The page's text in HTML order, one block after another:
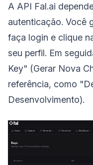
A API Fal.ai
autenticação. Você
faça login e clique
seu perfil. Em
Key" (Gerar Nova
referência, como
Desenvolvimento).